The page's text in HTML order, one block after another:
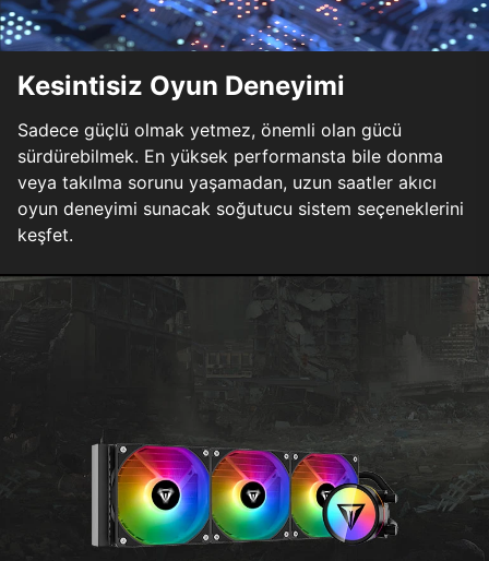
Kesintisiz Oyun Deneyimi
Sadece güçlü olmak yetmez, önemli olan gücü
sürdürebilmek. En yüksek performansta bile donma
veya takılma sorunu yaşamadan, uzun saatler akıcı
oyun deneyimi sunacak soğutucu sistem seçeneklerini
keşfet.